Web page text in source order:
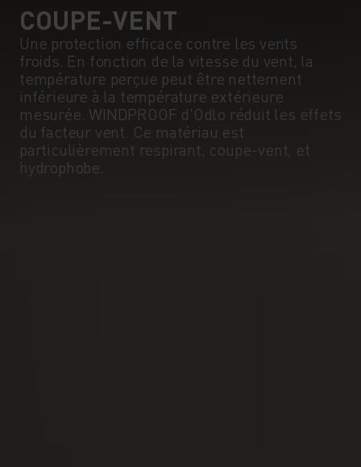
COUPE-VENT
Une protection efficace contre les vents
froids. En fonction de la vitesse du vent, la
température perçue peut être nettement
inférieure à la température extérieure
mesurée. WINDPROOF d'Odlo réduit les effets
du facteur vent. Ce matériau est
particulièrement respirant, coupe-vent, et
hydrophobe.